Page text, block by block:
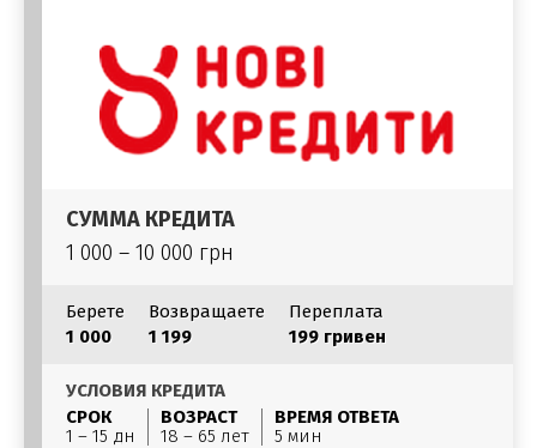
СУММА КРЕДИТА
1 000 – 10 000 грн
Берете
1 000
Возвращаете
1 199
Переплата
199 гривен
УСЛОВИЯ КРЕДИТА
СРОК
1 – 15 дн
ВОЗРАСТ
18 – 65 лет
ВРЕМЯ ОТВЕТА
5 мин